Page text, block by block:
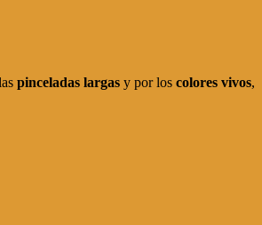
pinceladas largasy por los colores vivos,